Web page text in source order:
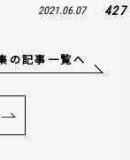
2021.06.07 427
の記事一覧へ